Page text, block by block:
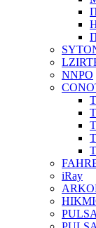
NNPO
iRay